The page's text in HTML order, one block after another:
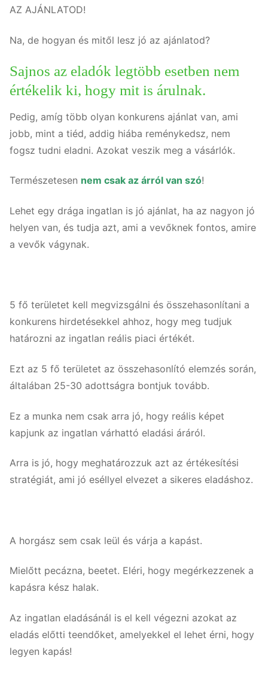
AZ AJÁNLATOD!
Na, de hogyan és mitől lesz jó az ajánlatod?
Sajnos az eladók legtöbb esetben nem
értékelik ki, hogy mit is árulnak.
Pedig, amíg több olyan konkurens ajánlat van, ami
jobb, mint a tiéd, addig hiába reménykedsz, nem
fogsz tudni eladni. Azokat veszik meg a vásárlók.
Természetesen nem csak az árról van szó!
Lehet egy drága ingatlan is jó ajánlat, ha az nagyon jó
helyen van, és tudja azt, ami a vevőknek fontos, amire
a vevők vágynak.
5 fő területet kell megvizsgálni és összehasonlítani a
konkurens hirdetésekkel ahhoz, hogy meg tudjuk
határozni az ingatlan reális piaci értékét.
Ezt az 5 fő területet az összehasonlító elemzés során,
általában 25-30 adottságra bontjuk tovább.
Ez a munka nem csak arra jó, hogy reális képet
kapjunk az ingatlan várhattó eladási áráról.
Arra is jó, hogy meghatározzuk azt az értékesítési
stratégiát, ami jó eséllyel elvezet a sikeres eladáshoz.
A horgász sem csak leül és várja a kapást.
Mielőtt pecázna, beetet. Eléri, hogy megérkezzenek a
kapásra kész halak.
Az ingatlan eladásánál is el kell végezni azokat az
eladás előtti teendőket, amelyekkel el lehet érni, hogy
legyen kapás!